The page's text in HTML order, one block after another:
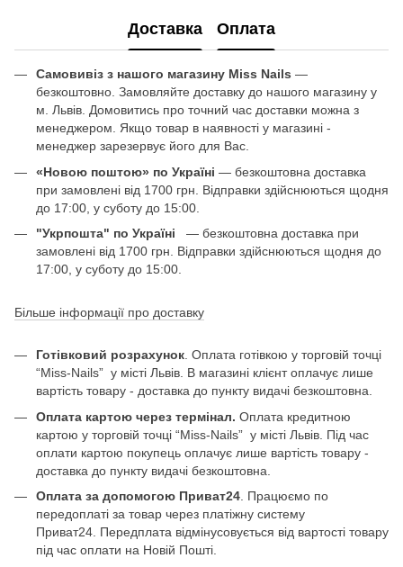
Доставка Оплата
Самовивіз з нашого магазину Miss Nails —
безкоштовно. Замовляйте доставку до нашого магазину у
м. Львів. Домовитись про точний час доставки можна з
менеджером. Якщо товар в наявності у магазині -
менеджер зарезервує його для Вас.
«Новою поштою» по Україні — безкоштовна доставка
при замовлені від 1700 грн. Відправки здійснюються щодня
до 17:00, у суботу до 15:00.
"Укрпошта" по Україні
— безкоштовна доставка при
замовлені від 1700 грн. Відправки здійснюються щодня до
17:00, у суботу до 15:00.
Більше інформації про доставку
Готівковий розрахунок. Оплата готівкою у торговій точці
“Miss-Nails” у місті Львів. В магазині клієнт оплачує лише
вартість товару - доставка до пункту видачі безкоштовна.
Оплата картою через термінал. Оплата кредитною
картою у торговій точці “Miss-Nails” у місті Львів. Під час
оплати картою покупець оплачує лише вартість товару -
доставка до пункту видачі безкоштовна.
Оплата за допомогою Приват24 . Працюємо по
передоплаті за товар через платіжну систему
Приват24. Передплата відмінусовується від вартості товару
під час оплати на Новій Пошті.